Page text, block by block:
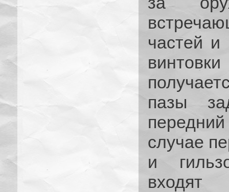
частей и
пазы
случае
и
входят